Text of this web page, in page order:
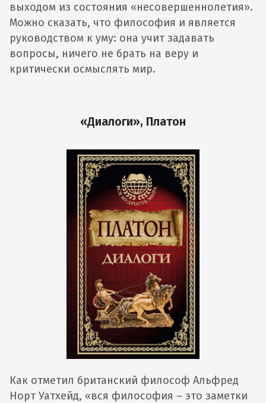
выходом из состояния «несовершеннолетия».
Можно сказать, что философия и является
руководством к уму: она учит задавать
вопросы, ничего не брать на веру и
критически осмыслять мир.
«Диалоги»‎, Платон
Как отметил британский философ Альфред
Норт Уатхейд, «вся философия – это заметки